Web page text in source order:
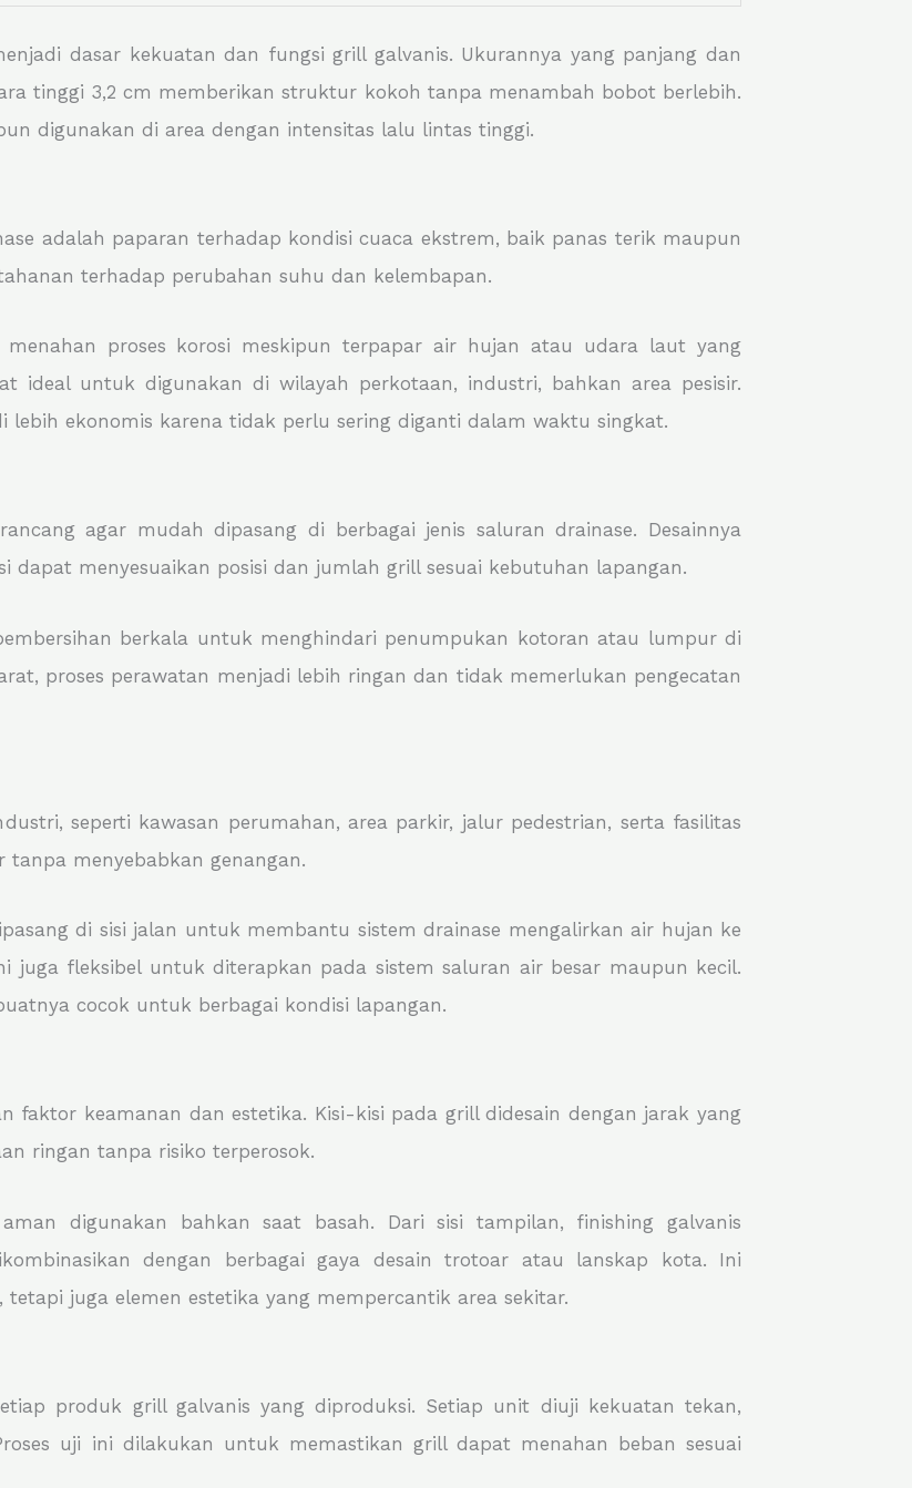
dasar kekuatan dan fungsi grill galvanis. Ukurannya yang panjang dan
tinggi 3,2 cm memberikan struktur kokoh tanpa menambah bobot berlebih.
digunakan di area dengan intensitas lalu lintas tinggi.
adalah paparan terhadap kondisi cuaca ekstrem, baik panas terik maupun
terhadap perubahan suhu dan kelembapan.
proses korosi meskipun terpapar air hujan atau udara laut yang
ideal untuk digunakan di wilayah perkotaan, industri, bahkan area pesisir.
ekonomis karena tidak perlu sering diganti dalam waktu singkat.
agar mudah dipasang di berbagai jenis saluran drainase. Desainnya
dapat menyesuaikan posisi dan jumlah grill sesuai kebutuhan lapangan.
berkala untuk menghindari penumpukan kotoran atau lumpur di
proses perawatan menjadi lebih ringan dan tidak memerlukan pengecatan
seperti kawasan perumahan, area parkir, jalur pedestrian, serta fasilitas
menyebabkan genangan.
di sisi jalan untuk membantu sistem drainase mengalirkan air hujan ke
juga fleksibel untuk diterapkan pada sistem saluran air besar maupun kecil.
cocok untuk berbagai kondisi lapangan.
faktor keamanan dan estetika. Kisi-kisi pada grill didesain dengan jarak yang
ringan tanpa risiko terperosok.
digunakan bahkan saat basah. Dari sisi tampilan, finishing galvanis
dengan berbagai gaya desain trotoar atau lanskap kota. Ini
juga elemen estetika yang mempercantik area sekitar.
produk grill galvanis yang diproduksi. Setiap unit diuji kekuatan tekan,
uji ini dilakukan untuk memastikan grill dapat menahan beban sesuai